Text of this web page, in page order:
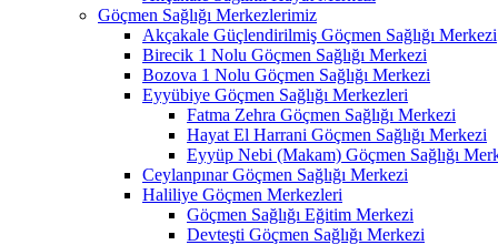
Göçmen Sağlığı Merkezlerimiz
Akçakale Güçlendirilmiş Göçmen Sağlığı Merkezi
Birecik 1 Nolu Göçmen Sağlığı Merkezi
Bozova 1 Nolu Göçmen Sağlığı Merkezi
Eyyübiye Göçmen Sağlığı Merkezleri
Fatma Zehra Göçmen Sağlığı Merkezi
Hayat El Harrani Göçmen Sağlığı Merkezi
Eyyüp Nebi (Makam) Göçmen Sağlığı
Ceylanpınar Göçmen Sağlığı Merkezi
Haliliye Göçmen Merkezleri
Göçmen Sağlığı Eğitim Merkezi
Devteşti Göçmen Sağlığı Merkezi